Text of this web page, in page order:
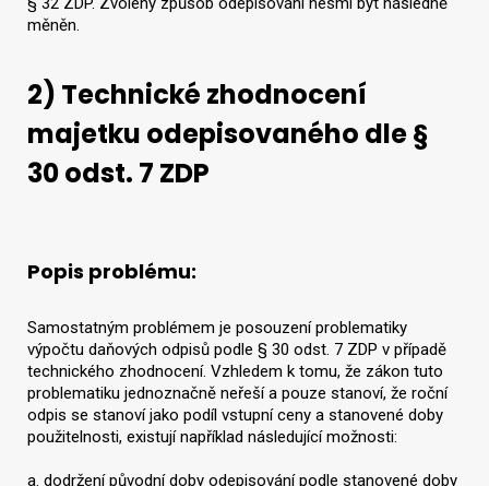
měněn.
2) Technické zhodnocení
majetku odepisovaného dle §
30 odst. 7 ZDP
Popis problému:
Samostatným problémem je posouzení problematiky
výpočtu daňových odpisů podle § 30 odst. 7 ZDP v případě
technického zhodnocení. Vzhledem k tomu, že zákon tuto
problematiku jednoznačně neřeší a pouze stanoví, že roční
odpis se stanoví jako podíl vstupní ceny a stanovené doby
použitelnosti, existují například následující možnosti:
a. dodržení původní doby odepisování podle stanovené doby